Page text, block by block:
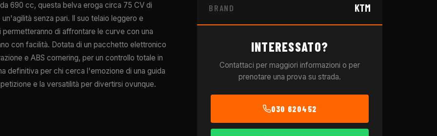
690 cc, questa belva eroga circa 75 CV di
senza pari. Il suo telaio leggero e
di affrontare le curve con una
con facilità. Dotata di un pacchetto elettronico
e ABS cornering, per un controllo totale in
definitiva per chi cerca l'emozione di una guida
e la versatilità per divertirsi ovunque.
BRAND KTM
INTERESSATO?
Contattaci per maggiori informazioni o per
prenotare una prova su strada.
030 620452